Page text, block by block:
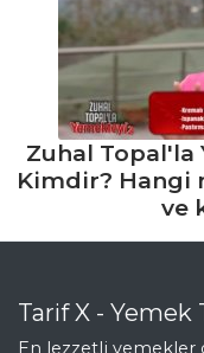
Zuhal Topal'la
Kimdir? Hangi
ve
Tarif X - Yemek
En lezzetli yemekler